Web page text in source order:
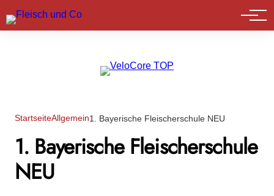
Marktführer
StartseiteAllgemein1. Bayerische Fleischerschule NEU
1. Bayerische Fleischerschule
NEU